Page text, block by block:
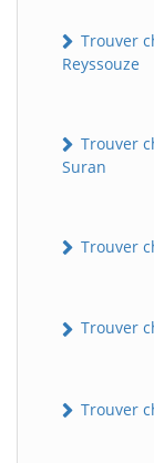
Trouver
Reyssouze
Trouver
Suran
Trouver
Trouver
Trouver